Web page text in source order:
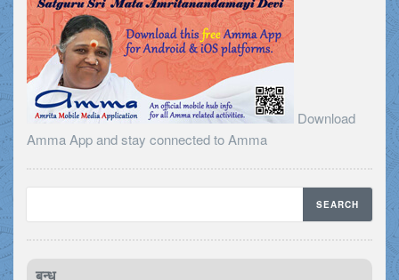
Download
Amma App and stay connected to Amma
बन्ध